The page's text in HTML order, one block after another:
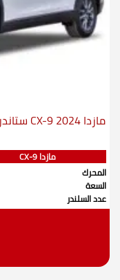
مازدا CX-9 2024 ستاندر خليجي
مازدا CX-9
المحرك
السعة
عدد السلندر